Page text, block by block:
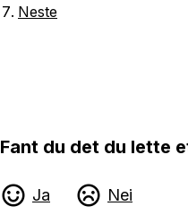
Neste
Fant du det du lette
Ja Nei